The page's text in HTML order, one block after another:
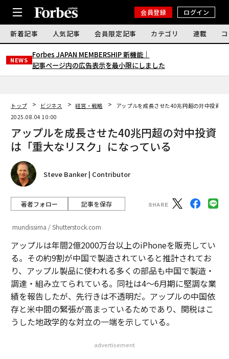
会員登録 ログイン
新着記事 人気記事 会員限定記事 カテゴリ 連載
NEWS
Forbes JAPAN MEMBERSHIP 新機能｜
記事ページ内の広告表示を最小限にしました
トップ ビジネス 経営・戦略
アップルを成長させた40兆円超の対中投資は
2025.08.04 10:00
アップルを成長させた40兆円超の対中投資
は「重大なリスク」になっている
Steve Banker | Contributor
著者フォロー 記事を保存
mundissima / Shutterstock.com
アップルは年間2億2000万台以上のiPhoneを販売してい
る。その約9割が中国で製造されていると推計されてお
り、アップル製品に使われる多くの部品も中国で製造・
調達・組み立てられている。同社は4〜6月期に堅調な業
績を報告したが、先行きは不透明だ。アップルの中国依
存と米中間の緊張が高まっているためであり、関税はこ
うした地政学的な対立の一端を示している。
advertisement